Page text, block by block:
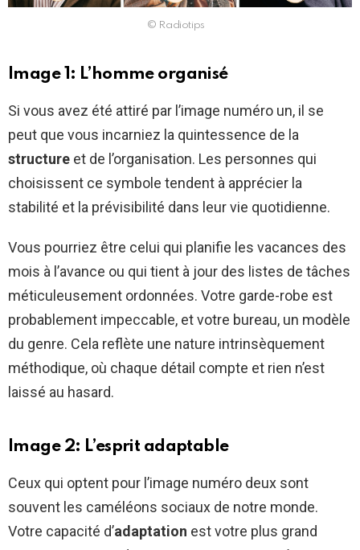
© Radiotips
Image 1: L’homme organisé
Si vous avez été attiré par l’image numéro un, il se
peut que vous incarniez la quintessence de la
structure et de l’organisation. Les personnes qui
choisissent ce symbole tendent à apprécier la
stabilité et la prévisibilité dans leur vie quotidienne.
Vous pourriez être celui qui planifie les vacances des
mois à l’avance ou qui tient à jour des listes de tâches
méticuleusement ordonnées. Votre garde-robe est
probablement impeccable, et votre bureau, un modèle
du genre. Cela reflète une nature intrinsèquement
méthodique, où chaque détail compte et rien n’est
laissé au hasard.
Image 2: L’esprit adaptable
Ceux qui optent pour l’image numéro deux sont
souvent les caméléons sociaux de notre monde.
Votre capacité d’adaptation est votre plus grand